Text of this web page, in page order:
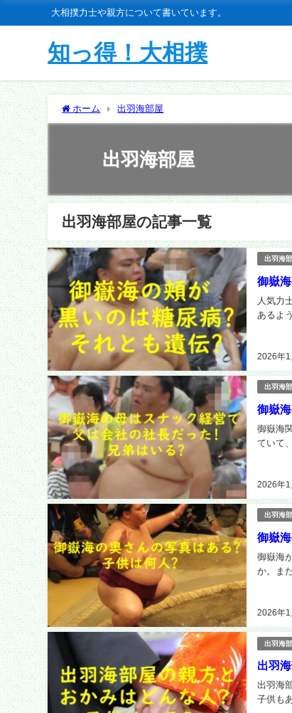
大相撲力士や親方について書いています。
知っ得！大相撲
ホーム 出羽海部屋
出羽海部屋
出羽海部屋の記事一覧
出羽海
御嶽
2026年1
人気力
あるよ
出羽海
御嶽
2026年1
御嶽海
ていて
出羽海
御嶽
2026年1
御嶽海
か。ま
出羽海
出羽
出羽海
子供も